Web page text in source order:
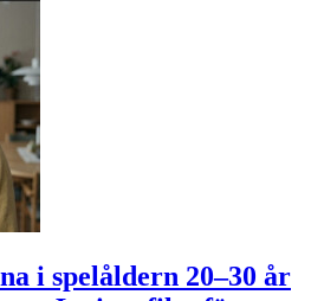
i spelåldern 20–30 år